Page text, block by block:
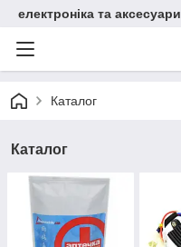
електроніка та аксесуари
Каталог
Каталог